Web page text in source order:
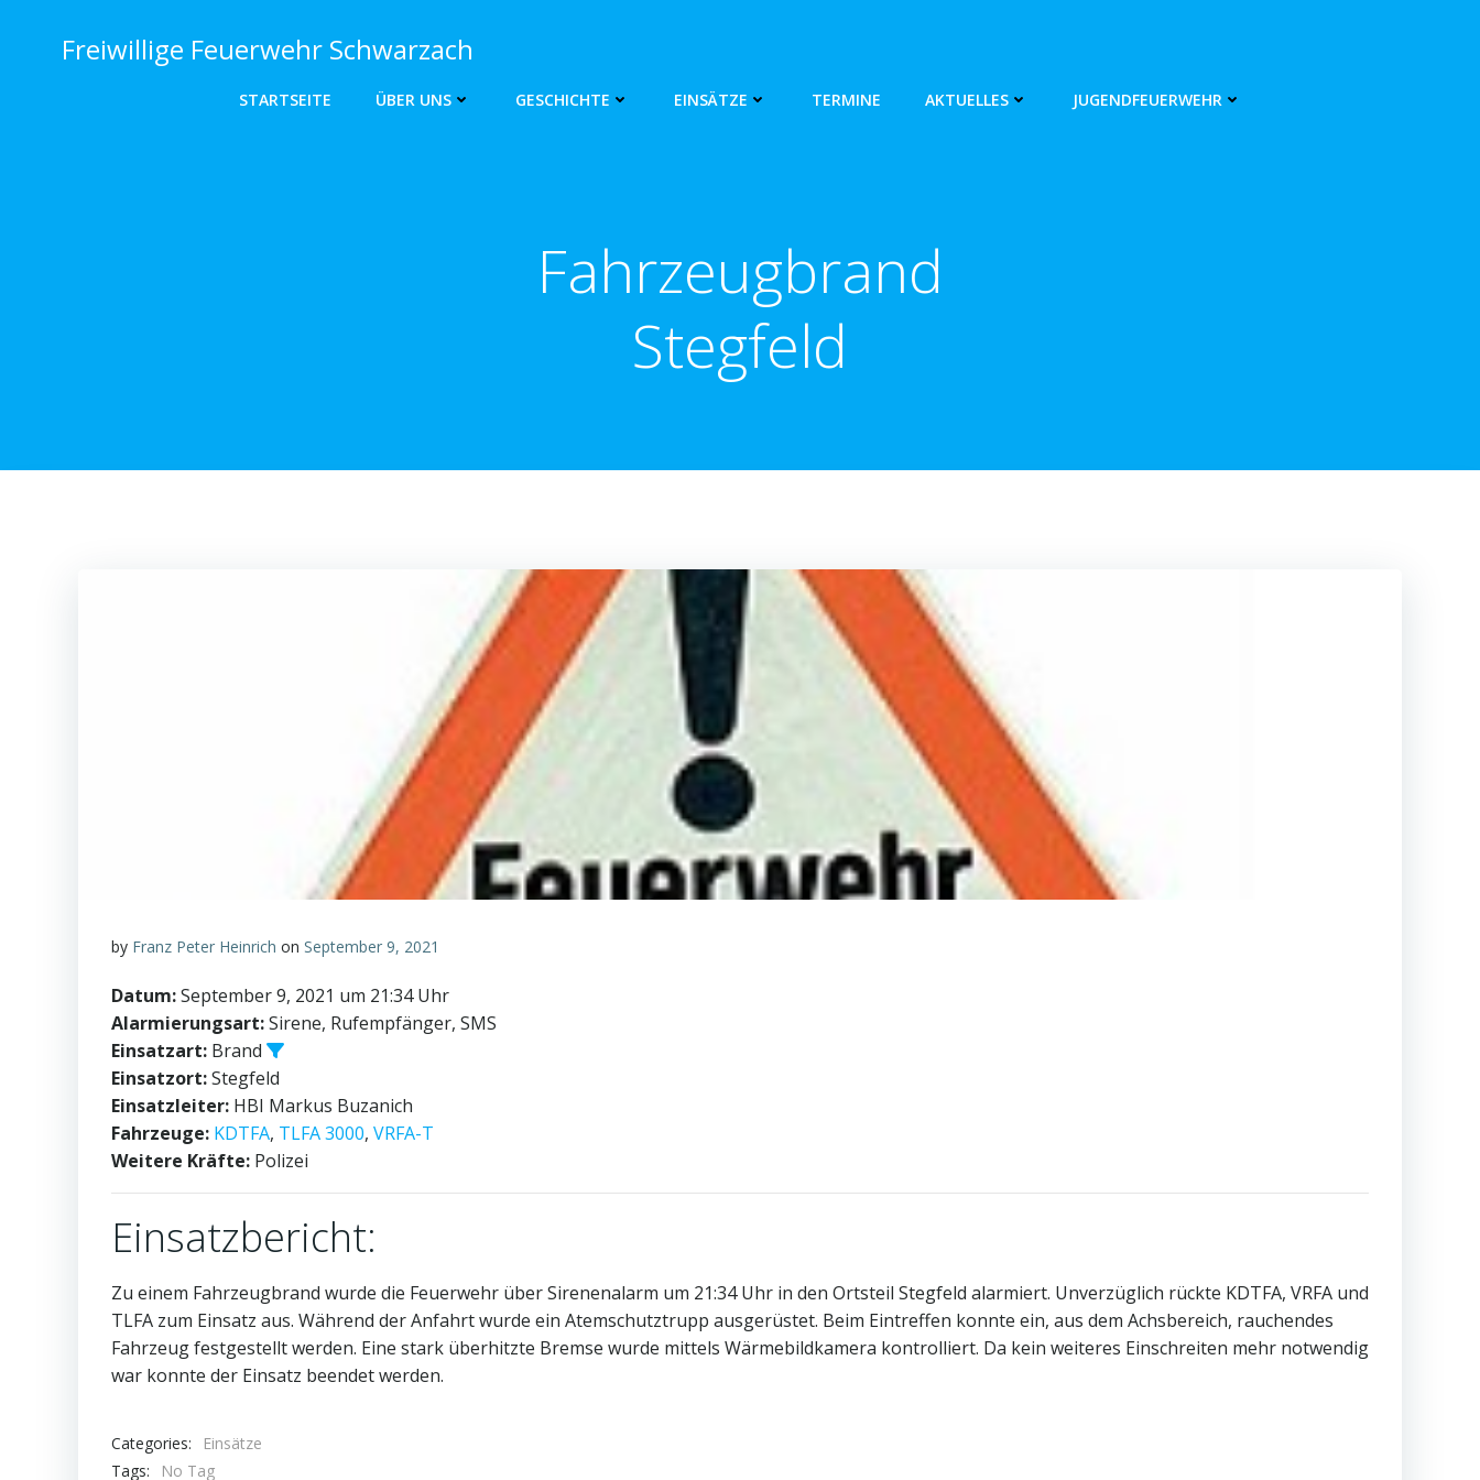
springenFreiwillige Feuerwehr Schwarzach
STARTSEITE ÜBER UNS GESCHICHTE EINSÄTZE TERMINE AKTUELLES JUGENDFEUERWEHR
Fahrzeugbrand
Stegfeld
by Franz Peter Heinrich on September 9, 2021
Datum:September 9, 2021 um 21:34 Uhr
Alarmierungsart:Sirene, Rufempfänger, SMS
Einsatzart: Brand
Einsatzort:Stegfeld
Einsatzleiter: HBI Markus Buzanich
Fahrzeuge: KDTFA, TLFA 3000, VRFA-T
Weitere Kräfte: Polizei
Einsatzbericht:
Zu einem Fahrzeugbrand wurde die Feuerwehr über Sirenenalarm um 21:34 Uhr in den Ortsteil Stegfeld alarmiert. Unverzüglich rückte KDTFA, VRFA und
TLFA zum Einsatz aus. Während der Anfahrt wurde ein Atemschutztrupp ausgerüstet. Beim Eintreffen konnte ein, aus dem Achsbereich, rauchendes
Fahrzeug festgestellt werden. Eine stark überhitzte Bremse wurde mittels Wärmebildkamera kontrolliert. Da kein weiteres Einschreiten mehr notwendig
war konnte der Einsatz beendet werden.
Categories:
Einsätze
Tags:
No Tag